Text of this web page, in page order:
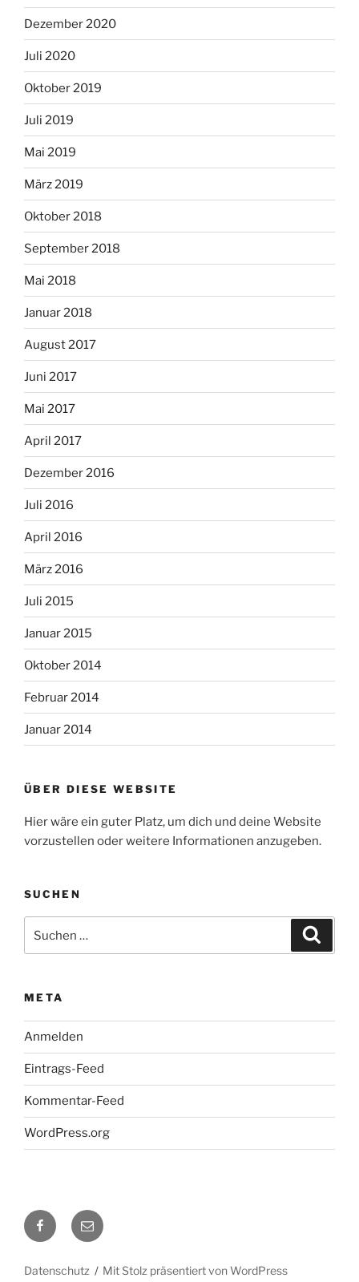
Dezember 2020
Juli 2020
Oktober 2019
Juli 2019
Mai 2019
März 2019
Oktober 2018
September 2018
Mai 2018
Januar 2018
August 2017
Juni 2017
Mai 2017
April 2017
Dezember 2016
Juli 2016
April 2016
März 2016
Juli 2015
Januar 2015
Oktober 2014
Februar 2014
Januar 2014
ÜBER DIESE WEBSITE
Hier wäre ein guter Platz, um dich und deine Website
vorzustellen oder weitere Informationen anzugeben.
SUCHEN
nach:
META
Anmelden
Eintrags-Feed
Kommentar-Feed
WordPress.org
Facebook
E-
Mail
Datenschutz Mit Stolz präsentiert von WordPress